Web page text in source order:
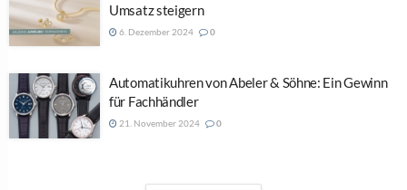
Umsatz steigern
6. Dezember 2024 0
Automatikuhren von Abeler & Söhne: Ein Gewinn
für Fachhändler
21. November 2024 0